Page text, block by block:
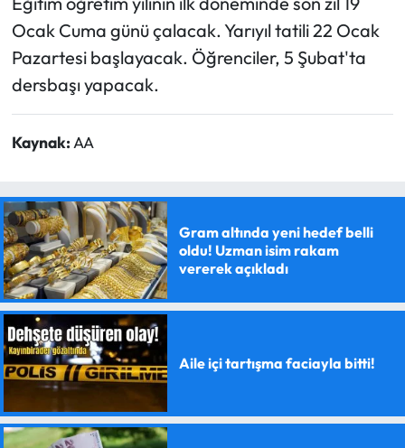
Ocak Cuma günü çalacak. Yarıyıl tatili 22 Ocak
Pazartesi başlayacak. Öğrenciler, 5 Şubat'ta
dersbaşı yapacak.
Kaynak: AA
Gram altında yeni hedef belli
oldu! Uzman isim rakam
vererek açıkladı
Aile içi tartışma faciayla bitti!